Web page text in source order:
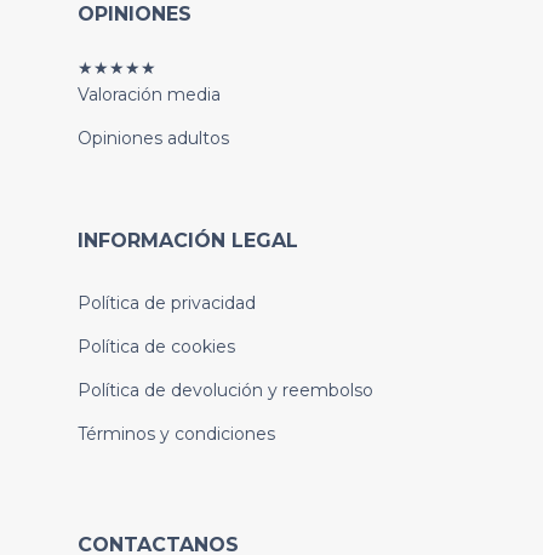
OPINIONES
★★★★★
Valoración media
Opiniones adultos
INFORMACIÓN LEGAL
Política de privacidad
Política de cookies
Política de devolución y reembolso
Términos y condiciones
CONTACTANOS